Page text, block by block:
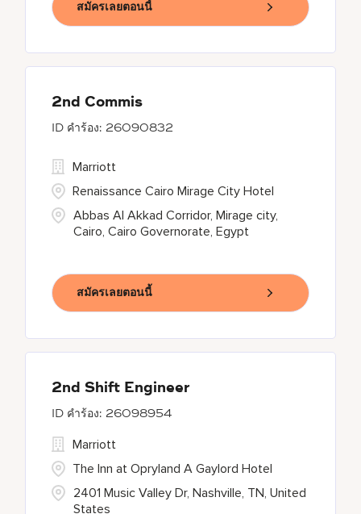
สมัครเลยตอนนี้
2nd Commis
26090832
Abbas Al Akkad Corridor, Mirage city,
Cairo, Cairo Governorate, Egypt
Marriott
Renaissance Cairo Mirage City Hotel
สมัครเลยตอนนี้
2nd Shift Engineer
26098954
2401 Music Valley Dr, Nashville, TN, United
States
Marriott
The Inn at Opryland A Gaylord Hotel